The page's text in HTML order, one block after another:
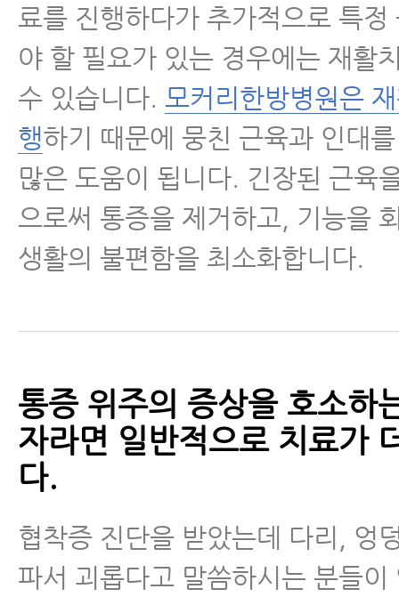
료를 진행하다가 추가적으로 특정
야 할 필요가 있는 경우에는 재활
수 있습니다. 모커리한방병원은
행하기 때문에 뭉친 근육과 인대
많은 도움이 됩니다. 긴장된 근육
으로써 통증을 제거하고, 기능을
생활의 불편함을 최소화합니다.
통증 위주의 증상을 호소하
자라면 일반적으로 치료가
다.
협착증 진단을 받았는데 다리, 엉
파서 괴롭다고 말씀하시는 분들이